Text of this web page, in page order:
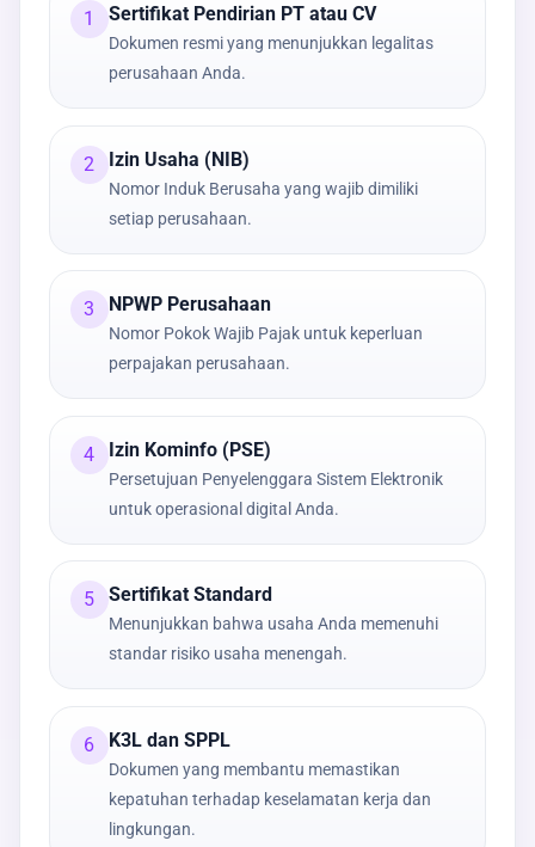
1 Sertifikat Pendirian PT atau CV
Dokumen resmi yang menunjukkan legalitas
perusahaan Anda.
2 Izin Usaha (NIB)
Nomor Induk Berusaha yang wajib dimiliki
setiap perusahaan.
3 NPWP Perusahaan
Nomor Pokok Wajib Pajak untuk keperluan
perpajakan perusahaan.
4 Izin Kominfo (PSE)
Persetujuan Penyelenggara Sistem Elektronik
untuk operasional digital Anda.
5 Sertifikat Standard
Menunjukkan bahwa usaha Anda memenuhi
standar risiko usaha menengah.
6 K3L dan SPPL
Dokumen yang membantu memastikan
kepatuhan terhadap keselamatan kerja dan
lingkungan.